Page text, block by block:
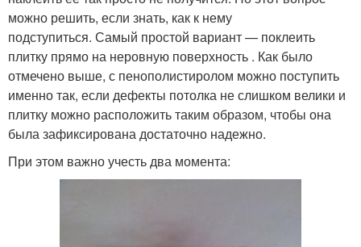
можно решить, если знать, как к нему
подступиться. Самый простой вариант — поклеить
плитку прямо на неровную поверхность . Как было
отмечено выше, с пенополистиролом можно поступить
именно так, если дефекты потолка не слишком велики и
плитку можно расположить таким образом, чтобы она
была зафиксирована достаточно надежно.
При этом важно учесть два момента: